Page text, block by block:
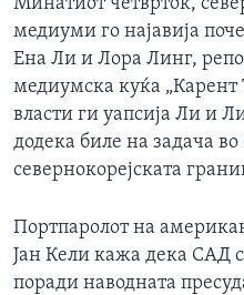
медиуми го најавија
Ена Ли и Лора Линг,
медиумска куќа „Карент
власти ги уапсија Ли и
додека биле на задача
севернокорејската
Портпаролот на
Јан Кели кажа дека САД
поради наводната